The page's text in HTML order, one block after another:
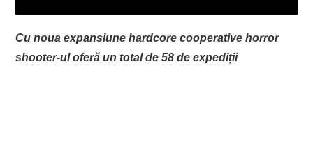
BICICLETE
Cu noua expansiune hardcore cooperative horror
shooter-ul oferă un total de 58 de expediții